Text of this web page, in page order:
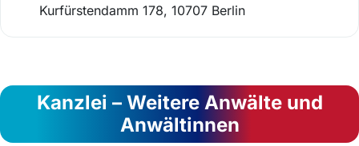
Kurfürstendamm 178, 10707 Berlin
Kanzlei – Weitere Anwälte und
Anwältinnen